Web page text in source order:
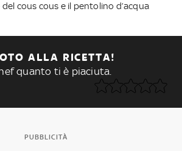
cous cous e il pentolino d’acqua
ALLA RICETTA!
quanto ti è piaciuta.
PUBBLICITÀ